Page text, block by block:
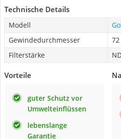
Technische Details
Modell
Gewindedurchmesser
Filterstärke
Vorteile
guter Schutz vor
Umwelteinflüssen
lebenslange
Garantie